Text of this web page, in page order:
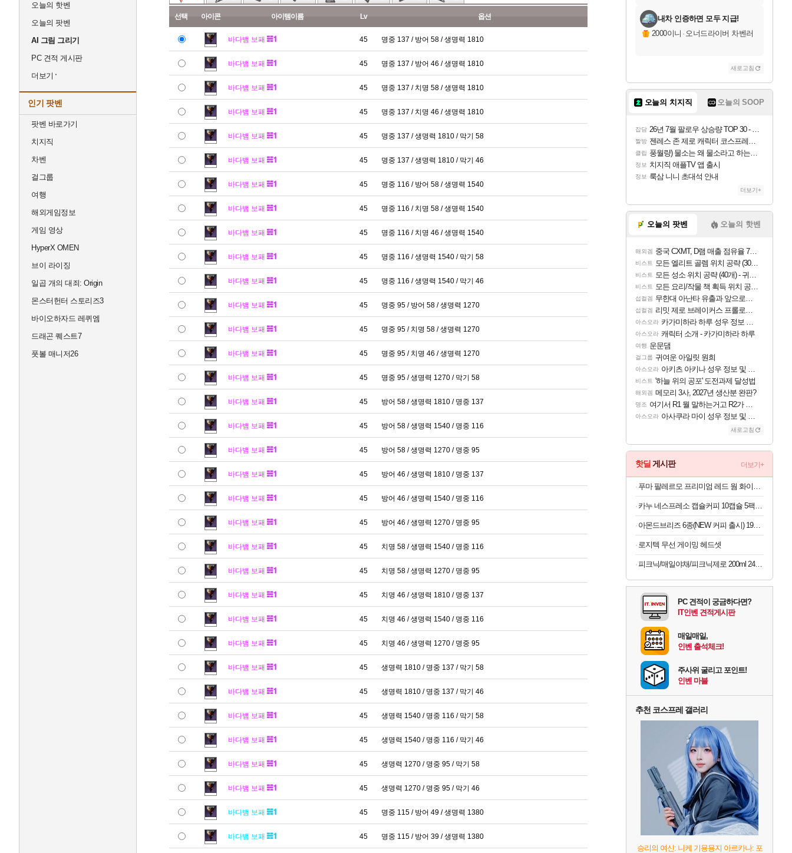
오늘의 핫벤
오늘의 팟벤
AI 그림 그리기
PC 견적 게시판
더보기
인기 팟벤
팟벤 바로가기
치지직
차벤
걸그룹
여행
해외게임정보
게임 영상
HyperX OMEN
브이 라이징
일곱 개의 대죄: Origin
몬스터헌터 스토리즈3
바이오하자드 레퀴엠
드래곤 퀘스트7
풋볼 매니저26
선택 아이콘 아이템이름 Lv 옵션
바다뱀 보패 45 명중 137 / 방어 58 / 생명력 1810
바다뱀 보패 45 명중 137 / 방어 46 / 생명력 1810
바다뱀 보패 45 명중 137 / 치명 58 / 생명력 1810
바다뱀 보패 45 명중 137 / 치명 46 / 생명력 1810
바다뱀 보패 45 명중 137 / 생명력 1810 / 막기 58
바다뱀 보패 45 명중 137 / 생명력 1810 / 막기 46
바다뱀 보패 45 명중 116 / 방어 58 / 생명력 1540
바다뱀 보패 45 명중 116 / 치명 58 / 생명력 1540
바다뱀 보패 45 명중 116 / 치명 46 / 생명력 1540
바다뱀 보패 45 명중 116 / 생명력 1540 / 막기 58
바다뱀 보패 45 명중 116 / 생명력 1540 / 막기 46
바다뱀 보패 45 명중 95 / 방어 58 / 생명력 1270
바다뱀 보패 45 명중 95 / 치명 58 / 생명력 1270
바다뱀 보패 45 명중 95 / 치명 46 / 생명력 1270
바다뱀 보패 45 명중 95 / 생명력 1270 / 막기 58
바다뱀 보패 45 방어 58 / 생명력 1810 / 명중 137
바다뱀 보패 45 방어 58 / 생명력 1540 / 명중 116
바다뱀 보패 45 방어 58 / 생명력 1270 / 명중 95
바다뱀 보패 45 방어 46 / 생명력 1810 / 명중 137
바다뱀 보패 45 방어 46 / 생명력 1540 / 명중 116
바다뱀 보패 45 방어 46 / 생명력 1270 / 명중 95
바다뱀 보패 45 치명 58 / 생명력 1540 / 명중 116
바다뱀 보패 45 치명 58 / 생명력 1270 / 명중 95
바다뱀 보패 45 치명 46 / 생명력 1810 / 명중 137
바다뱀 보패 45 치명 46 / 생명력 1540 / 명중 116
바다뱀 보패 45 치명 46 / 생명력 1270 / 명중 95
바다뱀 보패 45 생명력 1810 / 명중 137 / 막기 58
바다뱀 보패 45 생명력 1810 / 명중 137 / 막기 46
바다뱀 보패 45 생명력 1540 / 명중 116 / 막기 58
바다뱀 보패 45 생명력 1540 / 명중 116 / 막기 46
바다뱀 보패 45 생명력 1270 / 명중 95 / 막기 58
바다뱀 보패 45 생명력 1270 / 명중 95 / 막기 46
바다뱀 보패 45 명중 115 / 방어 49 / 생명력 1380
바다뱀 보패 45 명중 115 / 방어 39 / 생명력 1380
내차 인증하면 모두 지급!
2000이니 · 오너드라이버 차벤러
새로고침
오늘의 치지직 오늘의 SOOP
잡담 26년 7월 팔로우 상승량 TOP 30 - 월간 치지직
짤방 젠레스 존 제로 캐릭터 코스프레한 꽁주
클립 풍월량) 물소는 왜 물소라고 하는거야? 아! 그만 ㅋㅋ
정보 치지직 애플TV 앱 출시
정보 룩삼 니니 초대석 안내
더보기+
오늘의 팟벤 오늘의 핫벤
해외겜 중국 CXMT, D램 매출 점유율 7%…글로벌 4위로 부상
비스트 모든 엘리트 골렘 위치 공략 (30개) - 방랑 결투가
비스트 모든 성소 위치 공략 (40개) - 귀환한 영혼 도전과제
비스트 모든 요리/작물 책 획득 위치 공략 (36개) - 미식가 도전과제
섭컬겜 무한대 아난타 유출과 앞으로의 예상 (루머)
섭컬겜 리밋 제로 브레이커스 프롤로그 테스트 후기 영상 업로드
아스오라 카가미하라 하루 성우 정보 및 주요 필모
아스오라 캐릭터 소개 - 카가미하라 하루
여행 운문댐
걸그룹 귀여운 아일릿 원희
아스오라 아키츠 아키나 성우 정보 및 주요 필모
비스트 '하늘 위의 공포' 도전과제 달성법
해외겜 메모리 3사, 2027년 생산분 완판?
명조 여기서 R1 뭘 말하는거고 R2가 뭘말하는걸까요?
아스오라 아사쿠라 마이 성우 정보 및 주요 필모
새로고침
핫딜 게시판 더보기+
푸마 팔레르모 프리미엄 레드 웜 화이트 여자 운동화 401744-03
카누 네스프레소 캡슐커피 10캡슐 5팩 + 썸머 블렌드 2캡슐 증정 총52캡슐
아몬드브리즈 6종(NEW 커피 출시) 190ML/950ML 10팩/24팩/48팩 중 택 1
로지텍 무선 게이밍 헤드셋
피크닉/매일야채/피크닉제로 200ml 24팩/48팩 택1
PC 견적이 궁금하다면?
IT인벤 견적게시판
매일매일,
인벤 출석체크!
주사위 굴리고 포인트!
인벤 마블
추천 코스프레 갤러리
승리의 여신: 니케 기묭묭지 아르카나: 포